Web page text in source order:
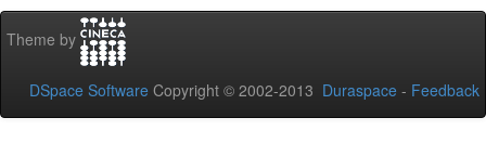
Theme by
DSpace Software Copyright © 2002-2013 Duraspace - Feedback